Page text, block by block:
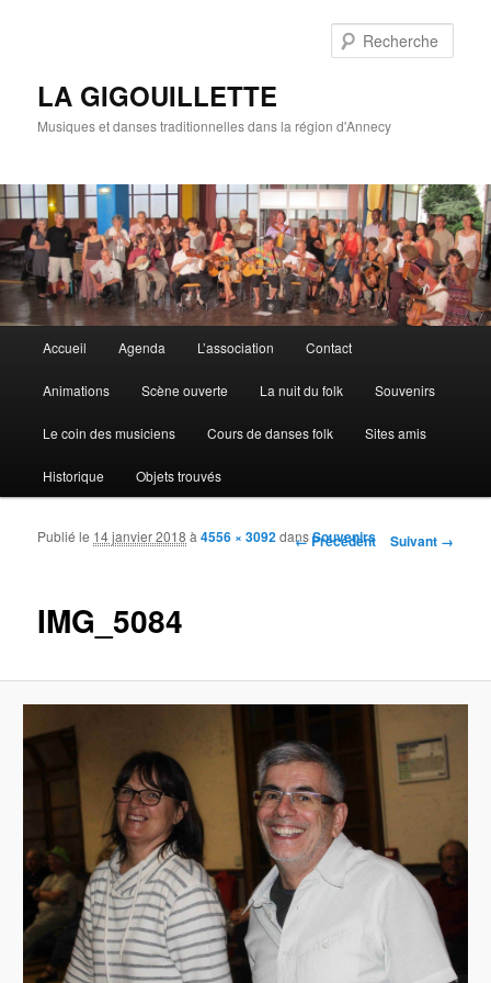
LA GIGOUILLETTE
Musiques et danses traditionnelles dans la région d'Annecy
Aller au contenu principal
Aller au contenu secondaire
Accueil Agenda L’association Contact
Animations Scène ouverte La nuit du folk Souvenirs
Le coin des musiciens Cours de danses folk Sites amis
Historique Objets trouvés
Navigation des images
← Précédent Suivant →
IMG_5084
Publié le 14 janvier 2018 à4556 × 3092dansSouvenirs